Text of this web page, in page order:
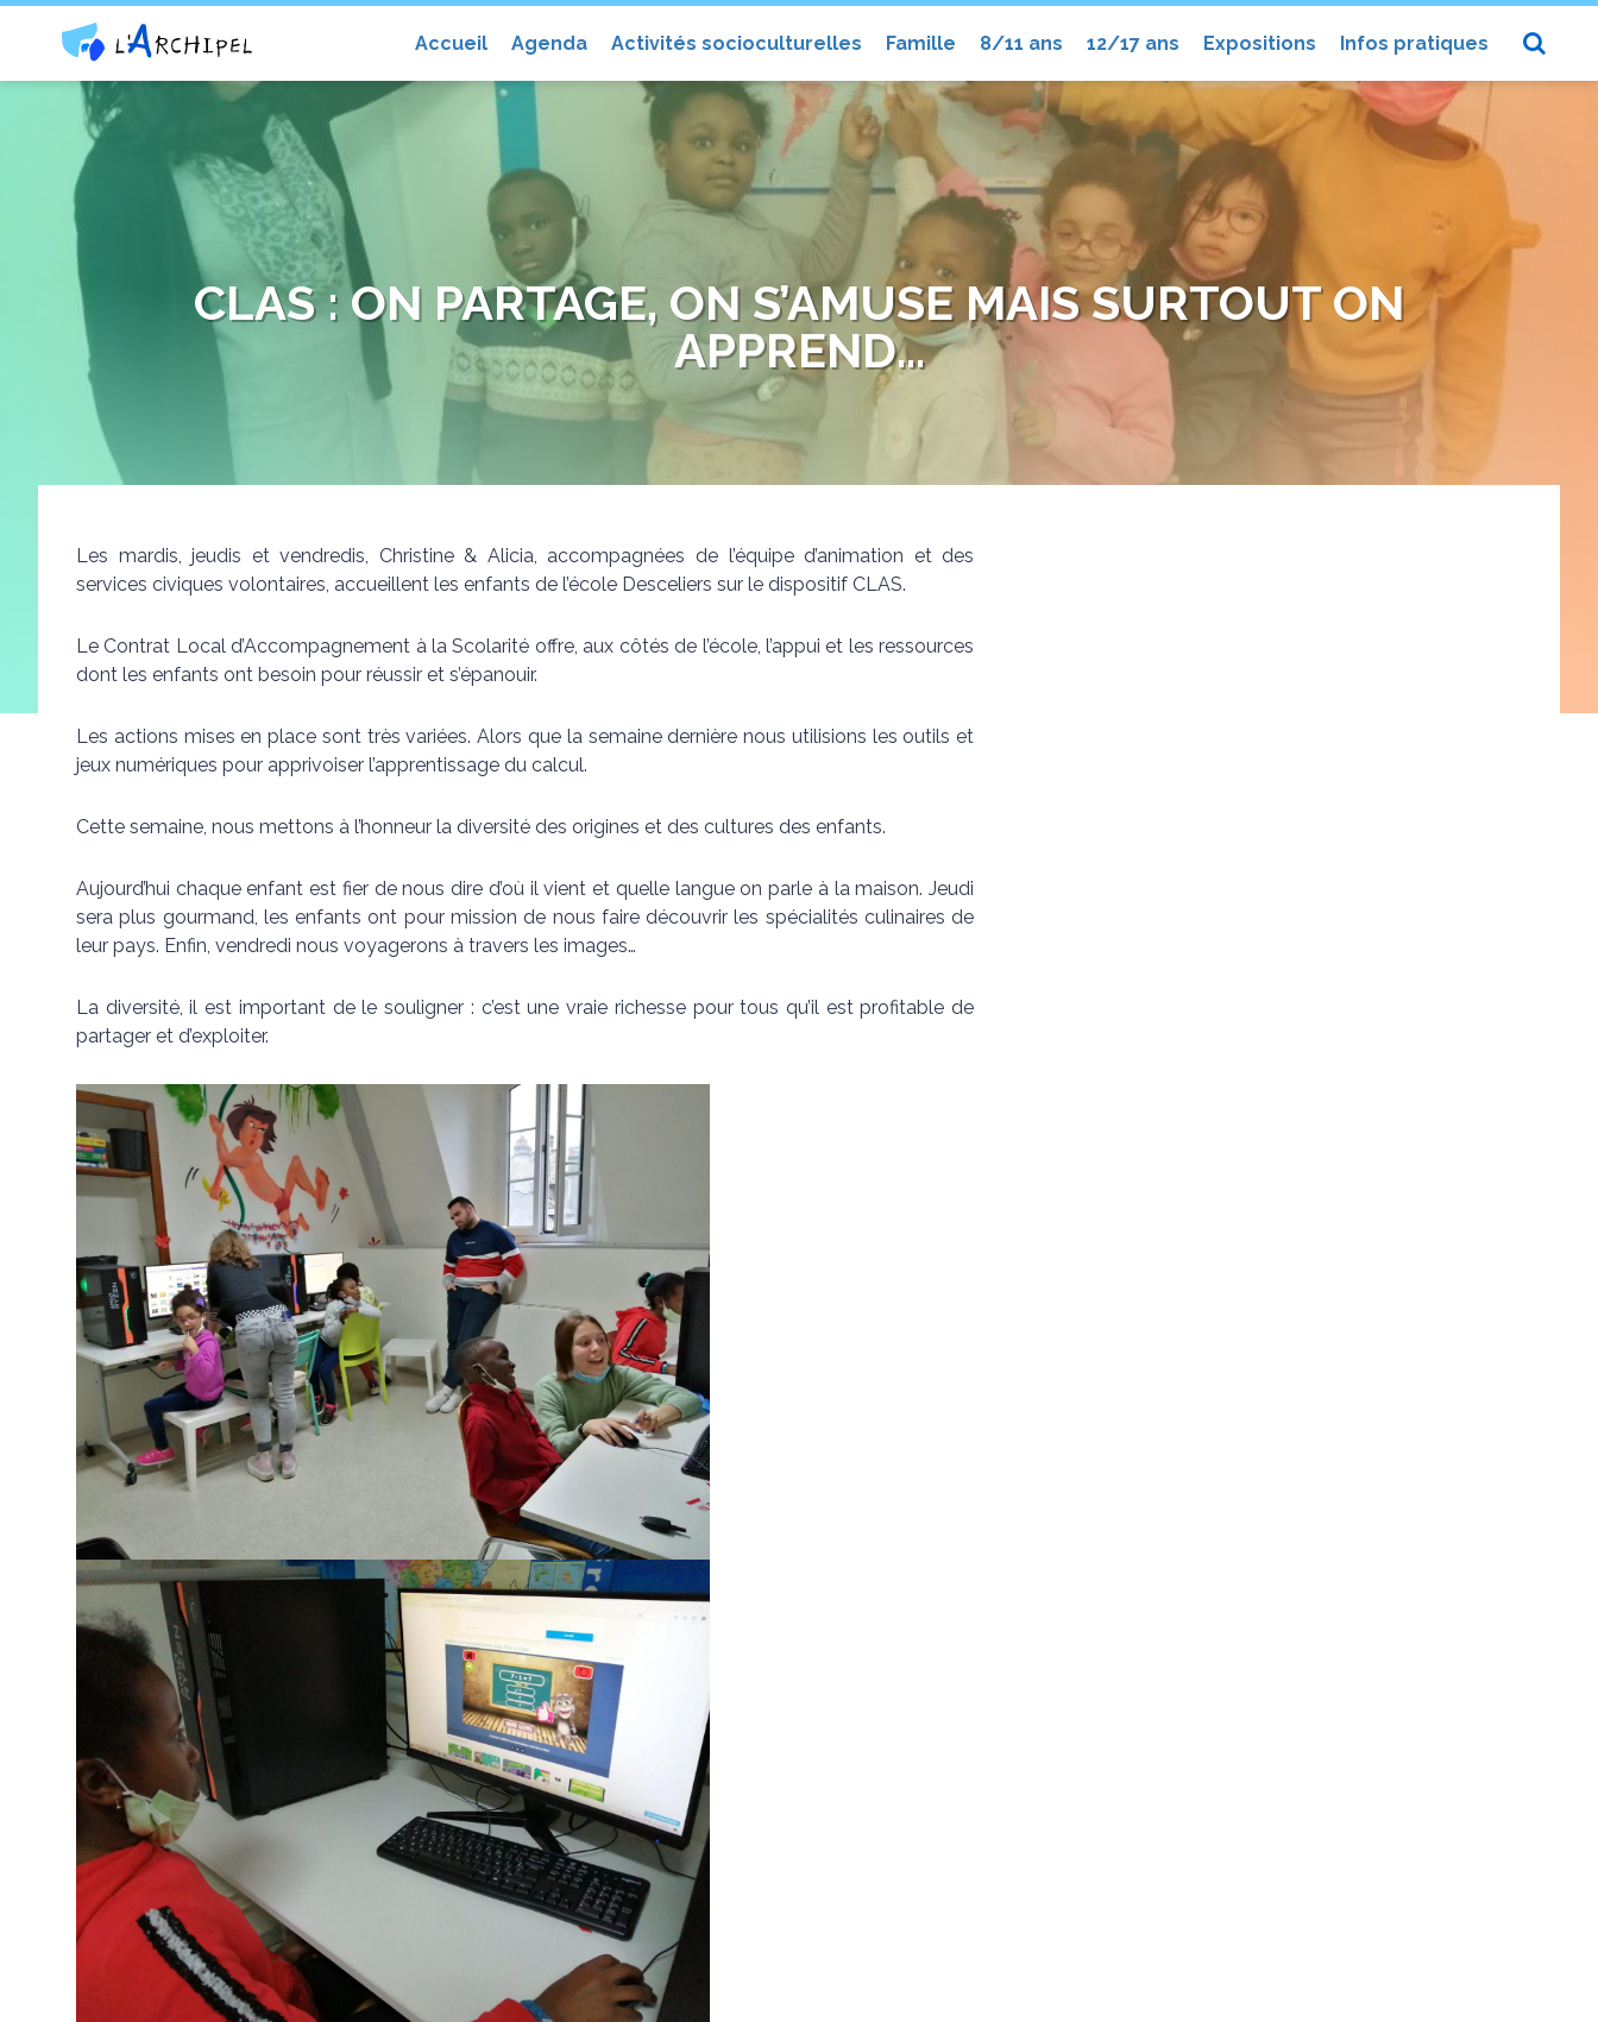
Accueil Agenda Activités socioculturelles Famille 8/11 ans 12/17 ans Expositions Infos pratiques
Centre social et culturel l'Archipel
CLAS : ON PARTAGE, ON S’AMUSE MAIS SURTOUT ON
APPREND…
Les mardis, jeudis et vendredis, Christine & Alicia, accompagnées de l’équipe d’animation et des
services civiques volontaires, accueillent les enfants de l’école Desceliers sur le dispositif CLAS.
Le Contrat Local d’Accompagnement à la Scolarité offre, aux côtés de l’école, l’appui et les ressources
dont les enfants ont besoin pour réussir et s’épanouir.
Les actions mises en place sont très variées. Alors que la semaine dernière nous utilisions les outils et
jeux numériques pour apprivoiser l’apprentissage du calcul.
Cette semaine, nous mettons à l’honneur la diversité des origines et des cultures des enfants.
Aujourd’hui chaque enfant est fier de nous dire d’où il vient et quelle langue on parle à la maison. Jeudi
sera plus gourmand, les enfants ont pour mission de nous faire découvrir les spécialités culinaires de
leur pays. Enfin, vendredi nous voyagerons à travers les images…
La diversité, il est important de le souligner : c’est une vraie richesse pour tous qu’il est profitable de
partager et d’exploiter.